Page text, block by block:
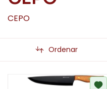
CEPO
Ordenar